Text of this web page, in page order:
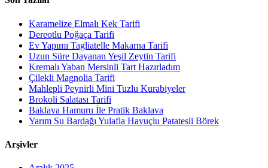
Karamelize Elmalı Kek Tarifi
Dereotlu Poğaça Tarifi
Ev Yapımı Tagliatelle Makarna Tarifi
Uzun Süre Dayanan Yeşil Zeytin Tarifi
Kremalı Yaban Mersinli Tart Hazırladım
Çilekli Magnolia Tarifi
Mahlepli Peynirli Mini Tuzlu Kurabiyeler
Brokoli Salatası Tarifi
Baklava Hamuru İle Pratik Baklava
Yarım Su Bardağı Yulafla Havuçlu Patatesli Börek
Arşivler